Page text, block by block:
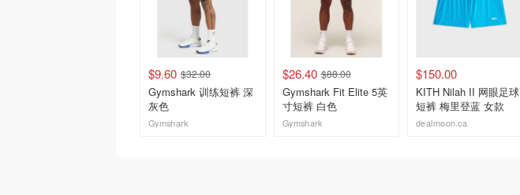
$9.60 $32.00
Gymshark 训练短裤 深
灰色
Gymshark
$26.40 $88.00
Gymshark Fit Elite 5英
寸短裤 白色
Gymshark
$150.00
KITH Nilah II 网眼足球
短裤 梅里登蓝 女款
dealmoon.ca